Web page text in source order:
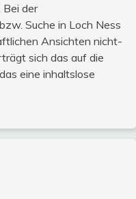
Bei der
Suche in Loch Ness
Ansichten nicht-
sich das auf die
eine inhaltslose